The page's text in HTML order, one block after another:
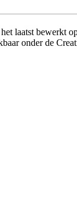
laatst bewerkt
onder de